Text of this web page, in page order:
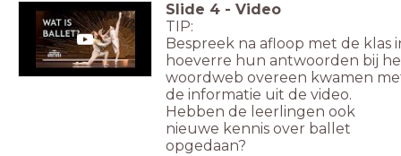
Slide 4 - Video
TIP:
Bespreek na afloop met de klas
hoeverre hun antwoorden bij
woordweb overeen kwamen
de informatie uit de video.
Hebben de leerlingen ook
nieuwe kennis over ballet
opgedaan?